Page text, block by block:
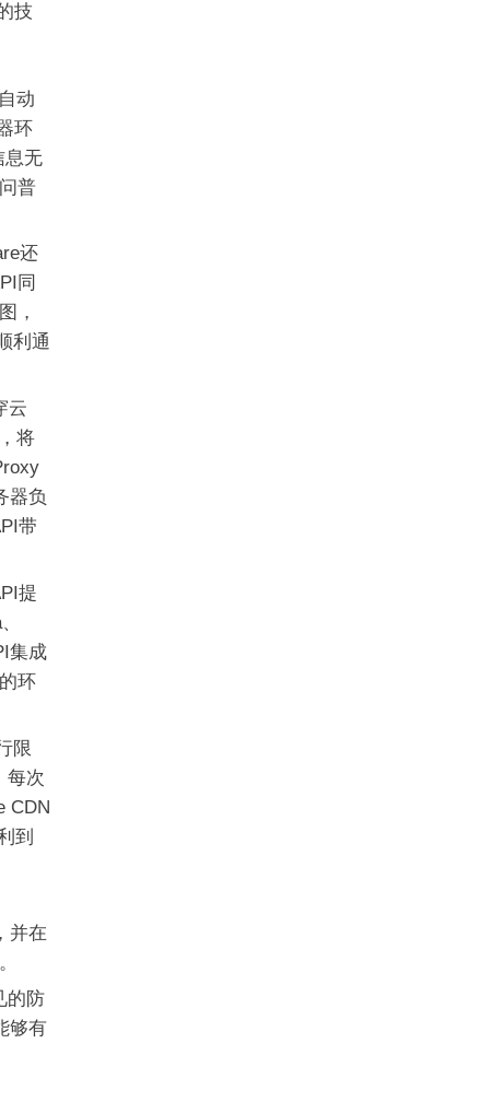
技
动
环
息无
普
还
同
，
利通
云
将
器负
带
提
集成
环
限
每次
CDN
到
并在
的防
够有